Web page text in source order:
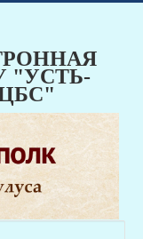
"УСТЬ-